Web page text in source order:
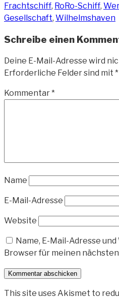
Frachtschiff, RoRo-Schiff,
Gesellschaft, Wilhelmshaven
Schreibe einen
Deine E-Mail-Adresse wird
Erforderliche Felder sind mit *
Kommentar*
Name
E-Mail-Adresse
Website
Name, E-Mail-Adresse
Browser für meinen
This site uses Akismet to